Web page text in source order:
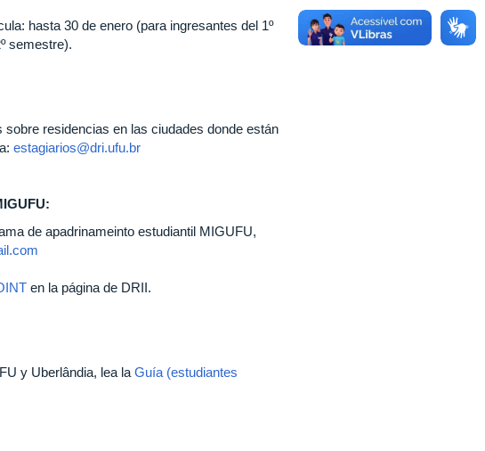
hasta 30 de enero (para ingresantes del 1º
semestre).
residencias en las ciudades donde están
estagiarios@dri.ufu.br
de apadrinameinto estudiantil MIGUFU,
en la página de DRII.
y Uberlândia, lea la Guía (estudiantes